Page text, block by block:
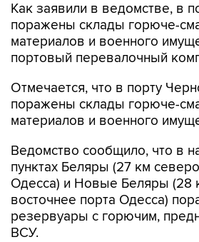
Как заявили в ведомстве, в
поражены склады горюче-
материалов и военного
портовый перевалочный
Отмечается, что в порту
поражены склады горюче-
материалов и военного
Ведомство сообщило, что в
пунктах Беляры (27 км
Одесса) и Новые Беляры (28
восточнее порта Одесса)
резервуары с горючим,
ВСУ.